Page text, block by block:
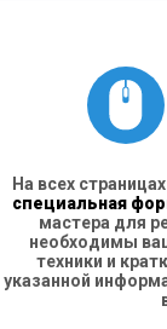
На всех
специальная
мастера для
необходимы
техники и
указанной